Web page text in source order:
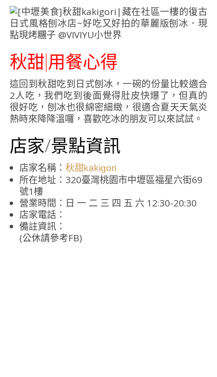
秋甜|用餐心得
這回到秋甜吃到日式刨冰，一碗的份量比較適合
2人吃，我們吃到後面覺得肚皮快爆了，但真的
很好吃，刨冰也很綿密細緻，很適合夏天天氣炎
熱時來降降溫囉，喜歡吃冰的朋友可以來試試。
店家/景點資訊
店家名稱： 秋甜kakigori
所在地址：320臺灣桃園市中壢區福星六街69
號1樓
營業時間：日 一 二 三 四 五 六 12:30-20:30
店家電話：
備註資訊：
(公休請參考FB)